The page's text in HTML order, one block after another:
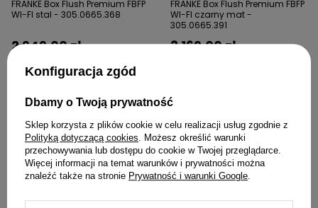
FRANKE Box Flush Premium FBFP
WI-FI stal - 305.0665.368
2 949,00 zł
FRANKE Box Flush Premium FBFP
WI-FI czarny mat -
305.0665.391
3 169,00 zł
Konfiguracja zgód
Dbamy o Twoją prywatność
Sklep korzysta z plików cookie w celu realizacji usług zgodnie z
Polityką dotyczącą cookies . Możesz określić warunki
przechowywania lub dostępu do cookie w Twojej przeglądarce.
Więcej informacji na temat warunków i prywatności można
znaleźć także na stronie Prywatność i warunki Google